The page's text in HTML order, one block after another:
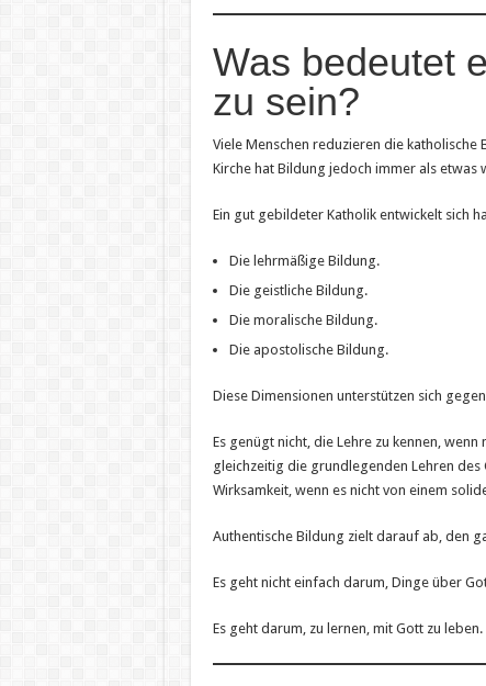
Was bedeutet
zu sein?
Viele Menschen reduzieren die
Kirche hat Bildung jedoch immer als etwas
Ein gut gebildeter Katholik entwickelt sich
Die lehrmäßige Bildung.
Die geistliche Bildung.
Die moralische Bildung.
Die apostolische Bildung.
Diese Dimensionen unterstützen sich
Es genügt nicht, die Lehre zu kennen,
gleichzeitig die grundlegenden Lehren des
Wirksamkeit, wenn es nicht von einem
Authentische Bildung zielt darauf ab, den
Es geht nicht einfach darum, Dinge über
Es geht darum, zu lernen, mit Gott zu leben.